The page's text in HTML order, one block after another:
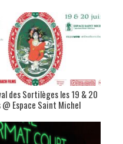
des Sortilèges les 19 & 20
Espace Saint Michel